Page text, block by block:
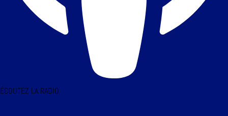
ÉCOUTEZ LA RADIO